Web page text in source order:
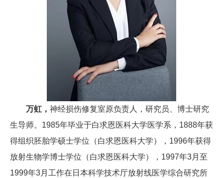
万虹， 神经损伤修复室原负责人，研究员、博士研究
生导师。1985年毕业于白求恩医科大学医学系，1888年获
得组织胚胎学硕士学位（白求恩医科大学），1996年获得
放射生物学博士学位（白求恩医科大学），1997年3月至
1999年3月工作在日本科学技术厅放射线医学综合研究所